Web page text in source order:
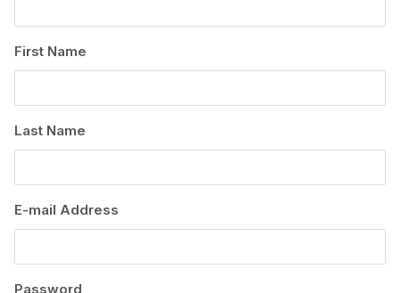
First Name
Last Name
E-mail Address
Password